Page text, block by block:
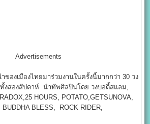
Advertisements
งเมืองไทยมาร่วมงานในครั้งนี้มากกว่า 30 วง
งสองสัปดาห์ นำทัพศิลปินโดย วงบอดี้สแลม,
HOURS, POTATO,GETSUNOVA,
BLESS, ROCK RIDER,